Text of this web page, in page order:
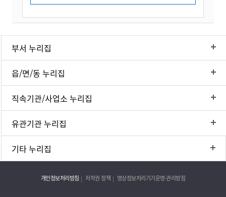
부서 누리집
읍/면/동 누리집
직속기관/사업소 누리집
유관기관 누리집
기타 누리집
개인정보처리방침 저작권 정책 영상정보처리기기운영·관리방침